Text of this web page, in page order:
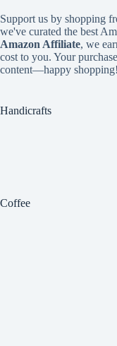
Support us by shopping
we've curated the best
Amazon Affiliate, we
cost to you. Your
content—happy shopping!
Handicrafts
Coffee